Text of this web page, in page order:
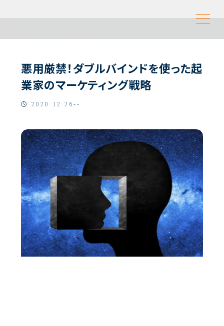
悪用厳禁！ダブルバインドを使った起
業家のマーケティング戦略
2020.12.26--